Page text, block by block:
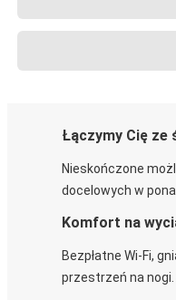
Łączymy Cię ze
Nieskończone
docelowych w
Komfort na
Bezpłatne Wi-Fi,
przestrzeń na